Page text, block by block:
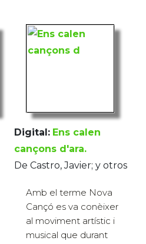
Digital: Ens calen
cançons d'ara.
De Castro, Javier; y otros
Amb el terme Nova
Cançó es va conèixer
al moviment artístic i
musical que durant